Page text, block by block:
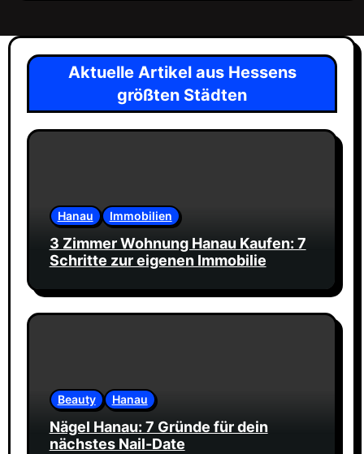
Aktuelle Artikel aus Hessens
größten Städten
Hanau Immobilien
3 Zimmer Wohnung Hanau Kaufen: 7
Schritte zur eigenen Immobilie
Beauty Hanau
Nägel Hanau: 7 Gründe für dein
nächstes Nail-Date